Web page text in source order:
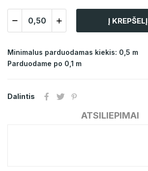
Į KREPŠELĮ
Minimalus parduodamas kiekis: 0,5 m
Parduodame po 0,1 m
Dalintis
ATSILIEPIMAI